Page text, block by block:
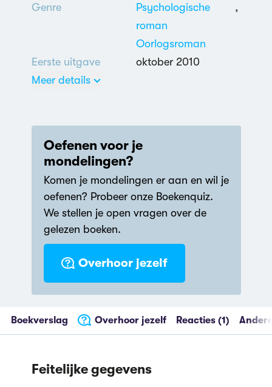
Genre
Psychologische
roman
,
Oorlogsroman
Eerste uitgave
oktober 2010
Nederlands
Familiebetrekkingen
Jodenvervolging
verwerking Tweede
Wereldoorlog
Opzij-literatuurprijs
Meer details
Oefenen voor je
mondelingen?
Komen je mondelingen er aan en wil je
oefenen? Probeer onze Boekenquiz.
We stellen je open vragen over de
gelezen boeken.
Overhoor jezelf
Boekverslag Overhoor jezelf Reacties (1)
Feitelijke gegevens